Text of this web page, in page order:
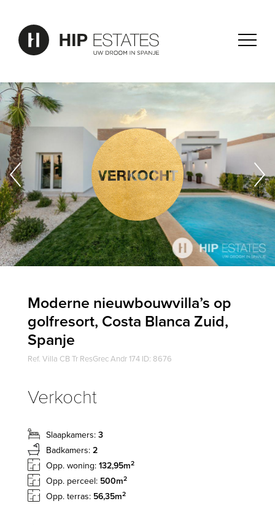
Moderne nieuwbouwvilla’s op
golfresort, Costa Blanca Zuid,
Spanje
Ref. Villa CB Tr ResGrec Andr 174 ID: 8676
Verkocht
Slaapkamers: 3
Badkamers: 2
Opp. woning: 132,95m2
Opp. perceel: 500m2
Opp. terras: 56,35m2